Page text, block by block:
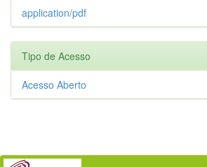
application/pdf
Tipo de Acesso
Acesso Aberto